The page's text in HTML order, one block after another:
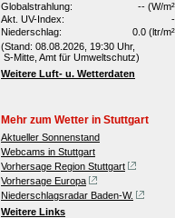
Globalstrahlung:
-- (W/
Akt. UV-Index:
Niederschlag:
0.0 (ltr/
(Stand: 08.08.2026, 19:30 Uhr,
S-Mitte, Amt für Umweltschutz)
Weitere Luft- u. Wetterdaten
Mehr zum Wetter in Stuttgart
Aktueller Sonnenstand
Webcams in Stuttgart
Vorhersage Region Stuttgart
Vorhersage Europa
Niederschlagsradar Baden-W.
Weitere Links